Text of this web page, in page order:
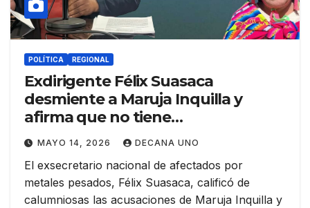
POLÍTICA REGIONAL
Exdirigente Félix Suasaca
desmiente a Maruja Inquilla y
afirma que no tiene
representatividad en las
comunidades de la cuenca Coata
MAYO 14, 2026 DECANA UNO
El exsecretario nacional de afectados por
metales pesados, Félix Suasaca, calificó de
calumniosas las acusaciones de Maruja Inquilla y